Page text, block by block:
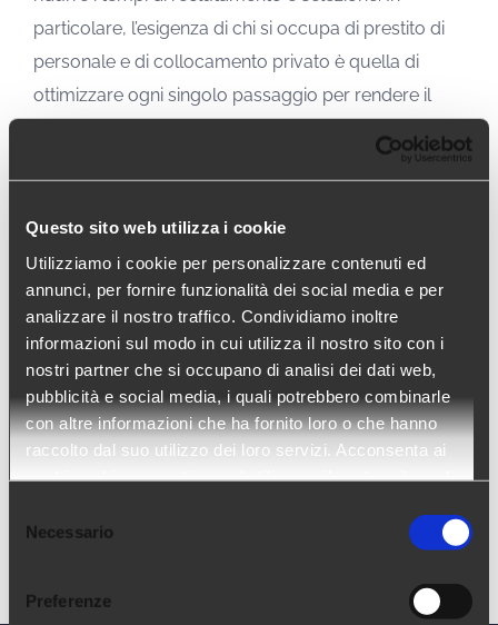
Questo sito web utilizza i cookie
Utilizziamo i cookie per personalizzare contenuti ed
annunci, per fornire funzionalità dei social media e per
analizzare il nostro traffico. Condividiamo inoltre
informazioni sul modo in cui utilizza il nostro sito con i
nostri partner che si occupano di analisi dei dati web,
pubblicità e social media, i quali potrebbero combinarle
con altre informazioni che ha fornito loro o che hanno
raccolto dal suo utilizzo dei loro servizi. Acconsenta ai
nostri cookie se continua ad utilizzare il nostro sito web.
delNecessario
Preferenze
particolare, l’esigenza di chi si occupa di prestito di
personale e di collocamento privato è quella di
ottimizzare ogni singolo passaggio per rendere il
consapevolezza che le sfide si vincono solo quando
migliore nel minor tempo possibile. Qui entrano in
gioco i nostri software: sfruttiamo la potenza delle
nuove tecnologie, sviluppando direttamente le
innovazioni necessarie per essere sempre più
efficienti nel mondo della talent acquisition, della
gestione del cliente e in tutti i processi
amministrativi”.
Leggi l’intervista completa suSwissstaffing.